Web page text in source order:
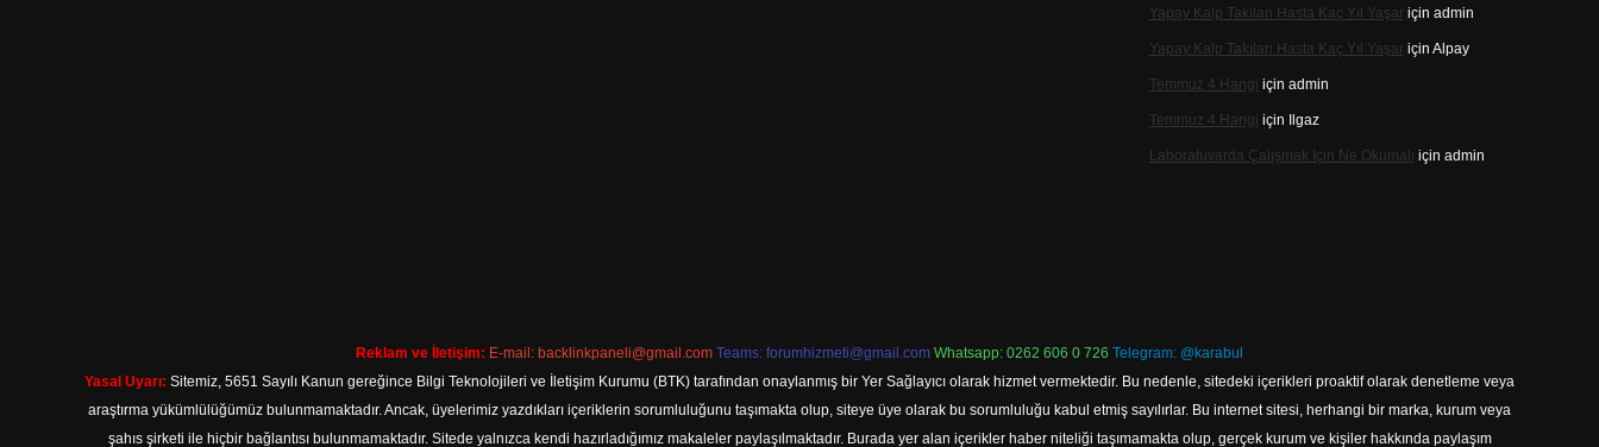
Yapay Kalp Takılan Hasta Kaç Yıl Yaşariçin admin
Yapay Kalp Takılan Hasta Kaç Yıl Yaşariçin Alpay
Temmuz 4 Hangi için admin
Temmuz 4 Hangi için Ilgaz
Laboratuvarda Çalışmak Için Ne Okumalı için admin
Reklam ve İletişim: E-mail: backlinkpaneli@gmail.com Teams: forumhizmeti@gmail.com Whatsapp: 0262 606 0 726 Telegram: @karabul
Yasal Uyarı: Sitemiz, 5651 Sayılı Kanun gereğince Bilgi Teknolojileri ve İletişim Kurumu (BTK) tarafından onaylanmış bir Yer Sağlayıcı olarak hizmet vermektedir. Bu nedenle, sitedeki içerikleri proaktif olarak denetleme veya
araştırma yükümlülüğümüz bulunmamaktadır. Ancak, üyelerimiz yazdıkları içeriklerin sorumluluğunu taşımakta olup, siteye üye olarak bu sorumluluğu kabul etmiş sayılırlar. Bu internet sitesi, herhangi bir marka, kurum veya
şahıs şirketi ile hiçbir bağlantısı bulunmamaktadır. Sitede yalnızca kendi hazırladığımız makaleler paylaşılmaktadır. Burada yer alan içerikler haber niteliği taşımamakta olup, gerçek kurum ve kişiler hakkında paylaşım